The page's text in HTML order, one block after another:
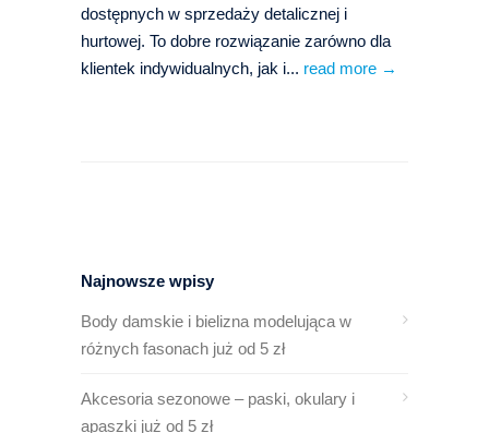
dostępnych w sprzedaży detalicznej i
hurtowej. To dobre rozwiązanie zarówno dla
klientek indywidualnych, jak i... read more →
Najnowsze wpisy
Body damskie i bielizna modelująca w
różnych fasonach już od 5 zł
Akcesoria sezonowe – paski, okulary i
apaszki już od 5 zł